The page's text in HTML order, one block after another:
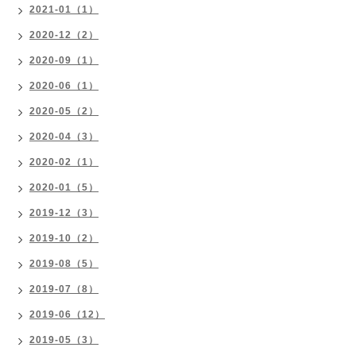
2021-01（1）
2020-12（2）
2020-09（1）
2020-06（1）
2020-05（2）
2020-04（3）
2020-02（1）
2020-01（5）
2019-12（3）
2019-10（2）
2019-08（5）
2019-07（8）
2019-06（12）
2019-05（3）